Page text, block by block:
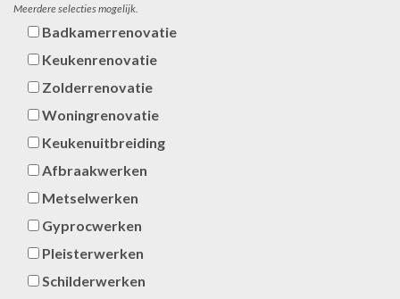
Meerdere selecties mogelijk.
Badkamerrenovatie
Keukenrenovatie
Zolderrenovatie
Woningrenovatie
Keukenuitbreiding
Afbraakwerken
Metselwerken
Gyprocwerken
Pleisterwerken
Schilderwerken